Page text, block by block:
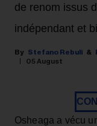
de renom issus
indépendant et
Stefano Rebuli
05 August
Osheaga a vécu